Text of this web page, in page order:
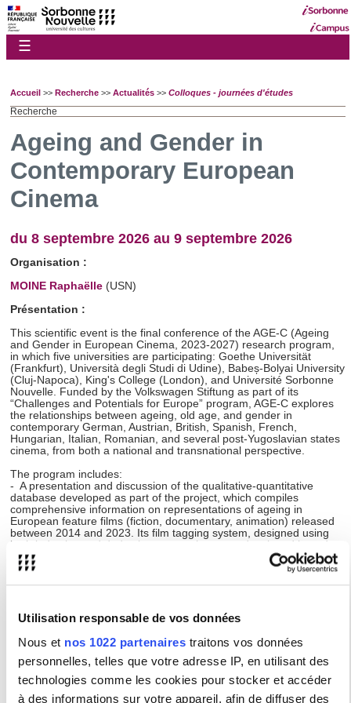
Utilisation responsable de vos données
Nous et nos 1022 partenaires traitons vos données
personnelles, telles que votre adresse IP, en utilisant des
technologies comme les cookies pour stocker et accéder
à des informations sur votre appareil, afin de diffuser des
☰
Accueil >> Recherche >> Actualités >> Colloques - journées d'études
Recherche
Ageing and Gender in
Contemporary European
Cinema
du 8 septembre 2026 au 9 septembre 2026
Organisation :
MOINE Raphaëlle (USN)
Présentation :
This scientific event is the final conference of the AGE-C (Ageing
and Gender in European Cinema, 2023-2027) research program,
in which five universities are participating: Goethe Universität
(Frankfurt), Università degli Studi di Udine), Babeș-Bolyai University
(Cluj-Napoca), King's College (London), and Université Sorbonne
Nouvelle. Funded by the Volkswagen Stiftung as part of its
“Challenges and Potentials for Europe” program, AGE-C explores
the relationships between ageing, old age, and gender in
contemporary German, Austrian, British, Spanish, French,
Hungarian, Italian, Romanian, and several post-Yugoslavian states
cinema, from both a national and transnational perspective.
The program includes:
- A presentation and discussion of the qualitative-quantitative
database developed as part of the project, which compiles
comprehensive information on representations of ageing in
European feature films (fiction, documentary, animation) released
between 2014 and 2023. Its film tagging system, designed using
both inductive and deductive approaches, was developed based on
critical reflection on key concepts of aging and old age drawn from
cultural gerontology and film studies on ageing, as well as a
the corpora for which they were responsible.
- A series of case studies, conducted from a comparative and
European perspective, which will focus on prominent themes
related to ageing and its gendered dimension in films, on the
relationship between genres and modes of representation of age,
and on the visibility of ageing in events that publicize and promote
films (festivals, awards).
- A round table with professionals and representatives of institutions